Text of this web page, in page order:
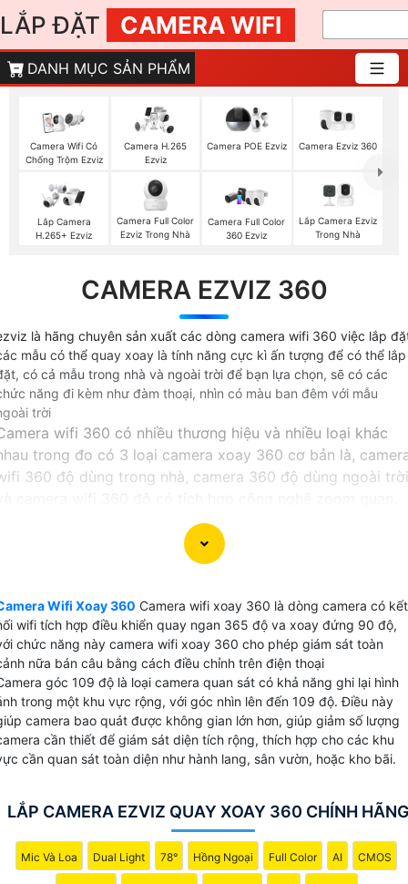
LẮP ĐẶT CAMERA WIFI
DANH MỤC SẢN PHẨM
Camera Wifi Có
Chống Trộm Ezviz
Camera H.265
Ezviz
Camera POE Ezviz Camera Ezviz 360
Lắp Camera
H.265+ Ezviz
Camera Full Color
Ezviz Trong Nhà
Camera Full Color
360 Ezviz
Lắp Camera Ezviz
Trong Nhà
CAMERA EZVIZ 360
là hãng chuyên sản xuất các dòng camera wifi 360 việc lắp
mẫu có thể quay xoay là tính năng cực kì ấn tượng để có thể lắp
có cả mẫu trong nhà và ngoài trời để bạn lựa chọn, sẽ có các
năng đi kèm như đàm thoại, nhìn có màu ban đêm với mẫu
trời
wifi 360 có nhiều thương hiệu và nhiều loại khác
trong đo có 3 loại camera xoay 360 cơ bản là,
360 độ dùng trong nhà, camera 360 độ dùng ngoài trời
cả các thương hiệu camera wifi đều có những dòng
360 độ tích hợp nhiều chức năng từ giá rẻ đến
camera từ 2.0MP đến camera độ phân giải 4Mp 8MP
ứng với xuất hình ảnh chất lượng ultra 2k và 4K.
Wifi Xoay 360 Camera wifi xoay 360 là dòng camera có kết
wifi tích hợp điều khiển quay ngan 365 độ va xoay đứng 90 độ,
chức năng này camera wifi xoay 360 cho phép giám sát toàn
nữa bán câu bằng cách điều chỉnh trên điện thoại
góc 109 độ là loại camera quan sát có khả năng ghi lại hình
trong một khu vực rộng, với góc nhìn lên đến 109 độ. Điều này
camera bao quát được không gian lớn hơn, giúp giảm số lượng
cần thiết để giám sát diện tích rộng, thích hợp cho các khu
cần quan sát toàn diện như hành lang, sân vườn, hoặc kho bãi.
LẮP CAMERA EZVIZ QUAY XOAY 360 CHÍNH
Mic Và Loa Dual Light 78° Hồng Ngoại Full Color AI CMOS